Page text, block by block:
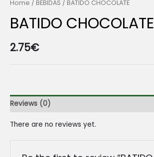
Home / BEBIDAS / BATIDO CHOCOLATE
BATIDO CHOCOLATE
2.75€
Reviews (0)
There are no reviews yet.